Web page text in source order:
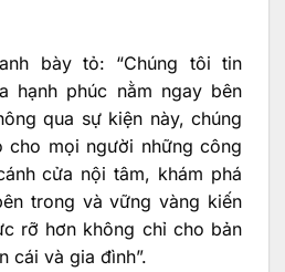
bày tỏ: “Chúng tôi tin
hạnh phúc nằm ngay bên
qua sự kiện này, chúng
cho mọi người những công
cửa nội tâm, khám phá
trong và vững vàng kiến
rỡ hơn không chỉ cho bản
cái và gia đình”.